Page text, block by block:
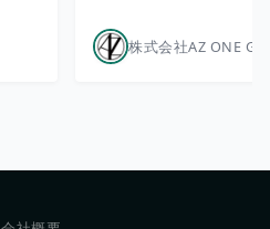
株式会社AZ ONE